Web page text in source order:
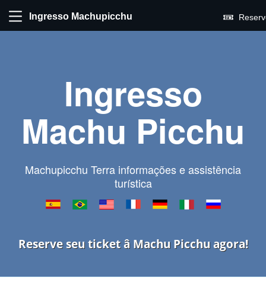
Ingresso Machupicchu
Ingresso
Machu Picchu
Machupicchu Terra informações e assistência
turística
Reserve seu ticket â Machu Picchu agora!